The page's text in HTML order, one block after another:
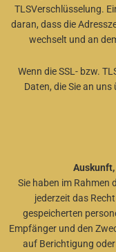
TLSVerschlüsselung.
daran, dass die
wechselt und an
Wenn die SSL- bzw.
Daten, die Sie an
Sie haben im Rahmen
jederzeit das
gespeicherten
Empfänger und den
auf Berichtigung